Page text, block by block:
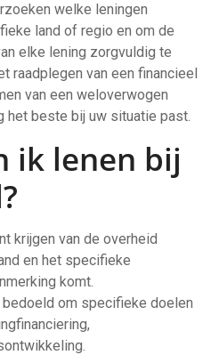
welke leningen
land of regio en om de
elke lening zorgvuldig te
raadplegen van een financieel
van een weloverwogen
beste bij uw situatie past.
ik lenen bij
krijgen van de overheid
en het specifieke
komt.
om specifieke doelen